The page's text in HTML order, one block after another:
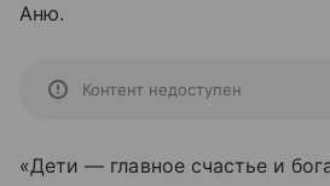
Аню.
Контент недоступен
«Дети — главное счастье и